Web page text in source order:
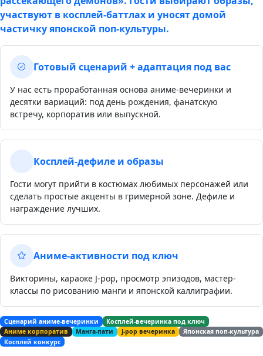
участвуют в косплей-баттлах и уносят домой
частичку японской поп-культуры.
Готовый сценарий + адаптация под вас
У нас есть проработанная основа аниме-вечеринки и
десятки вариаций: под день рождения, фанатскую
встречу, корпоратив или выпускной.
Косплей-дефиле и образы
Гости могут прийти в костюмах любимых персонажей или
сделать простые акценты в гримерной зоне. Дефиле и
награждение лучших.
Аниме-активности под ключ
Викторины, караоке J-pop, просмотр эпизодов, мастер-
классы по рисованию манги и японской каллиграфии.
Сценарий аниме-вечеринки
Косплей-вечеринка под ключ
Аниме корпоратив
Манга-пати J-pop вечеринка
Японская поп-культура
Косплей конкурс